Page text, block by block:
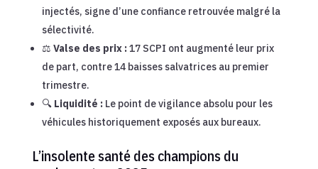
injectés, signe d’une confiance retrouvée malgré la
sélectivité.
⚖️ Valse des prix :17 SCPI ont augmenté leur prix
de part, contre 14 baisses salvatrices au premier
trimestre.
🔍 Liquidité :Le point de vigilance absolu pour les
véhicules historiquement exposés aux bureaux.
L’insolente santé des champions du